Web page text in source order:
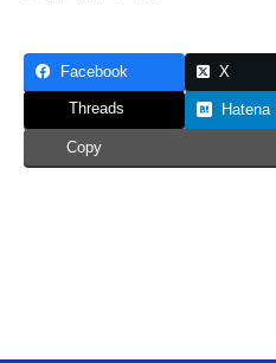
Facebook X
Threads Hatena
Copy